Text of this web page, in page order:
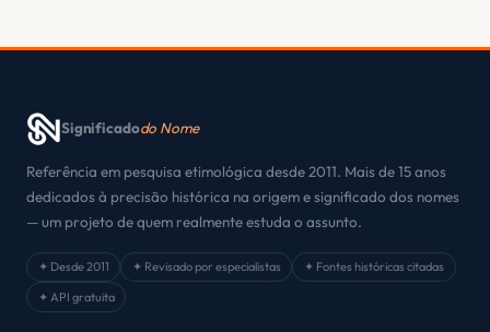
Significadodo Nome
Referência em pesquisa etimológica desde 2011. Mais de 15 anos
dedicados à precisão histórica na origem e significado dos nomes
— um projeto de quem realmente estuda o assunto.
✦ Desde 2011 ✦ Revisado por especialistas
✦ Fontes históricas citadas
✦ API gratuita